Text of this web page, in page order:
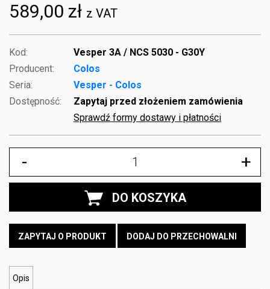
589,00 zł z VAT
Kod:
Vesper 3A / NCS 5030 - G30Y
Producent:
Colos
Seria:
Vesper - Colos
Dostępność:
Zapytaj przed złożeniem zamówienia
Sprawdź formy dostawy i płatności
- +
DO KOSZYKA
ZAPYTAJ O PRODUKT DODAJ DO PRZECHOWALNI
Opis